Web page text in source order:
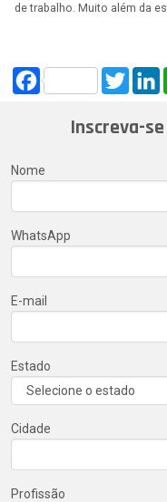
de trabalho. Muito além da
Facebook
Inscreva-
Nome
WhatsApp
E-mail
Estado
Cidade
Profissão